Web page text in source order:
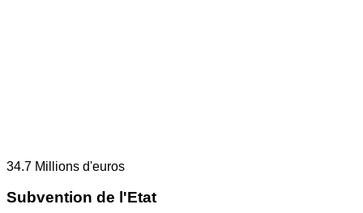
34.7 Millions d'euros
Subvention de l'Etat